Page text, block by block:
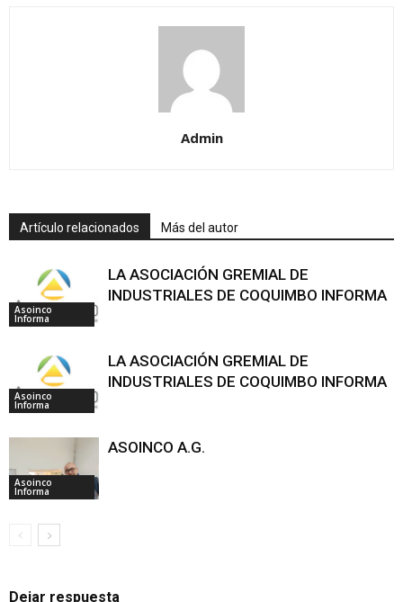
Admin
Artículo relacionados Más del autor
Asoinco
Informa
LA ASOCIACIÓN GREMIAL DE
INDUSTRIALES DE COQUIMBO INFORMA
Asoinco
Informa
LA ASOCIACIÓN GREMIAL DE
INDUSTRIALES DE COQUIMBO INFORMA
Asoinco
Informa
ASOINCO A.G.
Dejar respuesta